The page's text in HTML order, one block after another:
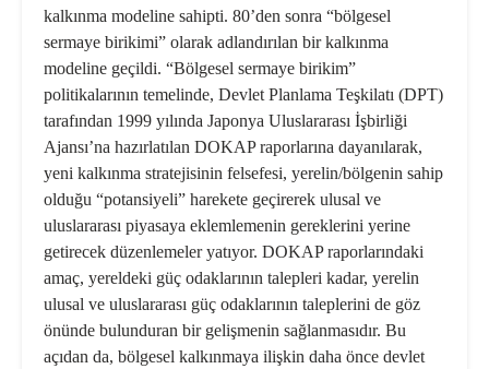
kalkınma modeline sahipti. 80’den sonra “bölgesel
sermaye birikimi” olarak adlandırılan bir kalkınma
modeline geçildi. “Bölgesel sermaye birikim”
politikalarının temelinde, Devlet Planlama Teşkilatı (DPT)
tarafından 1999 yılında Japonya Uluslararası İşbirliği
Ajansı’na hazırlatılan DOKAP raporlarına dayanılarak,
yeni kalkınma stratejisinin felsefesi, yerelin/bölgenin sahip
olduğu “potansiyeli” harekete geçirerek ulusal ve
uluslararası piyasaya eklemlemenin gereklerini yerine
getirecek düzenlemeler yatıyor. DOKAP raporlarındaki
amaç, yereldeki güç odaklarının talepleri kadar, yerelin
ulusal ve uluslararası güç odaklarının taleplerini de göz
önünde bulunduran bir gelişmenin sağlanmasıdır. Bu
açıdan da, bölgesel kalkınmaya ilişkin daha önce devlet